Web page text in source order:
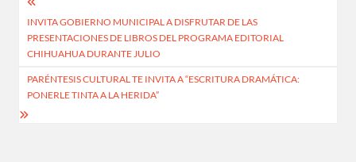
INVITA GOBIERNO MUNICIPAL A DISFRUTAR DE LAS
PRESENTACIONES DE LIBROS DEL PROGRAMA EDITORIAL
CHIHUAHUA DURANTE JULIO
PARÉNTESIS CULTURAL TE INVITA A “ESCRITURA DRAMÁTICA:
PONERLE TINTA A LA HERIDA”